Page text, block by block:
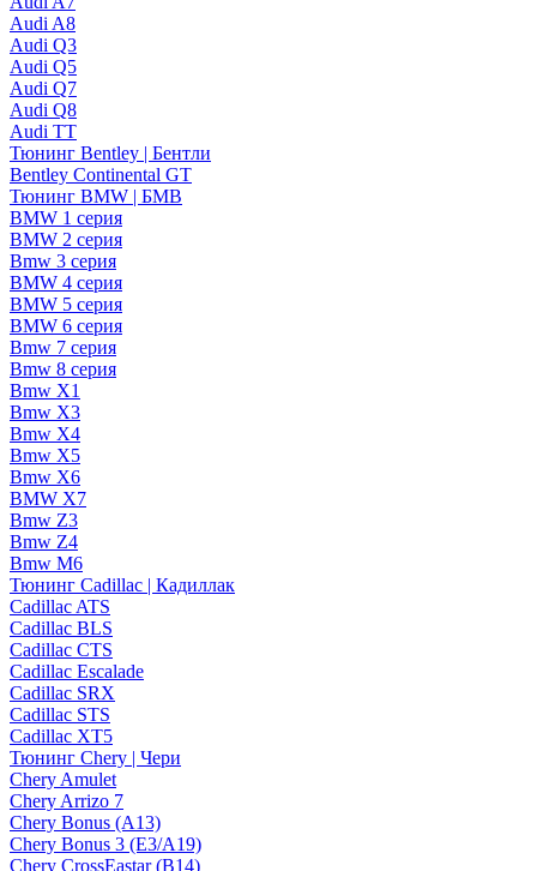
Audi A8
Audi Q3
Audi Q5
Audi Q7
Audi Q8
Audi TT
Тюнинг Bentley | Бентли
Bentley Continental GT
Тюнинг BMW | БМВ
BMW 1 серия
BMW 2 серия
Bmw 3 серия
BMW 4 серия
BMW 5 серия
BMW 6 серия
Bmw 7 серия
Bmw 8 серия
Bmw X1
Bmw X3
Bmw X4
Bmw X5
Bmw X6
BMW X7
Bmw Z3
Bmw Z4
Bmw М6
Тюнинг Cadillac | Кадиллак
Cadillac ATS
Cadillac BLS
Cadillac CTS
Cadillac Escalade
Cadillac SRX
Cadillac STS
Cadillac XT5
Тюнинг Chery | Чери
Chery Amulet
Chery Arrizo 7
Chery Bonus (A13)
Chery Bonus 3 (E3/A19)
Chery CrossEastar (B14)